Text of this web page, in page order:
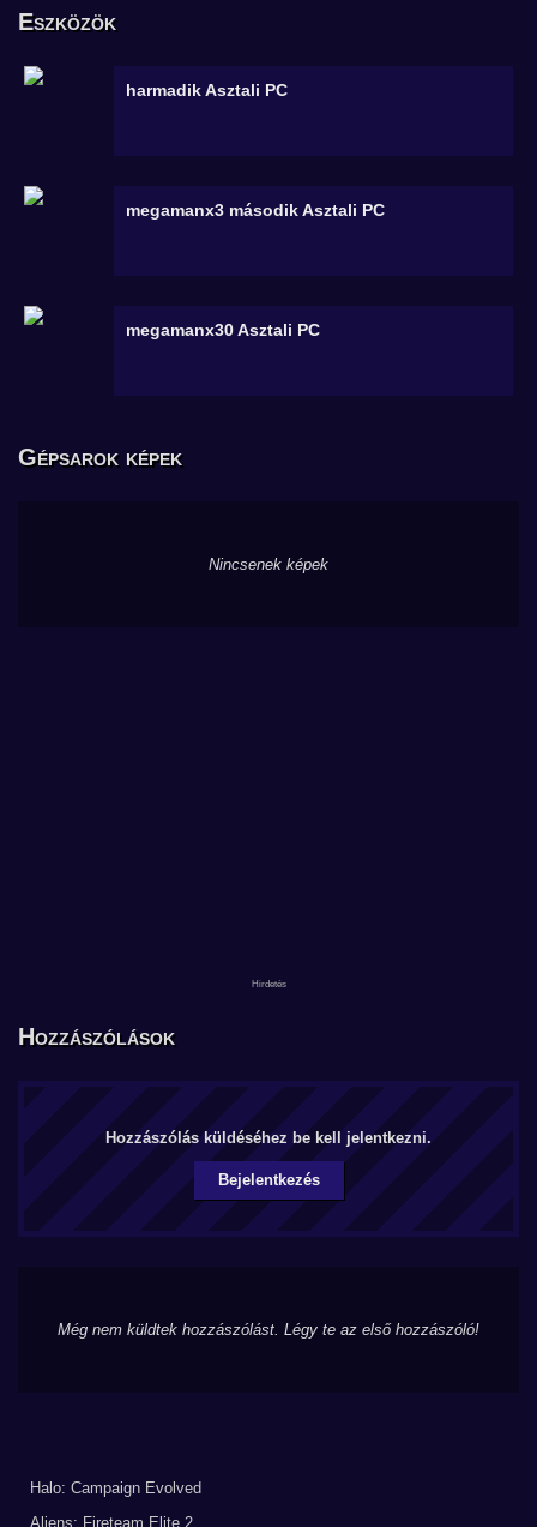
Eszközök
harmadikAsztali PC
megamanx3 másodikAsztali PC
megamanx30Asztali PC
Gépsarok képek
Nincsenek képek
Hozzászólások
Hozzászólás küldéséhez be kell jelentkezni.
Bejelentkezés
Még nem küldtek hozzászólást. Légy te az első hozzászóló!
Halo: Campaign Evolved
Aliens: Fireteam Elite 2